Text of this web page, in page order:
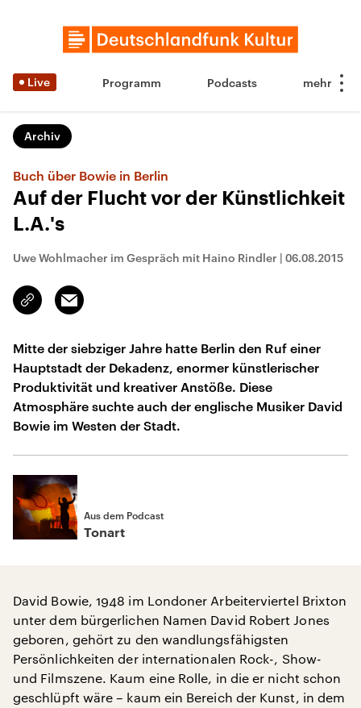
Live Programm Podcasts
Archiv
Buch über Bowie in Berlin
Auf der Flucht vor der Künstlichkeit
L.A.'s
Uwe Wohlmacher im Gespräch mit Haino Rindler | 06.08.2015
Link
kopieren/teilen
Email
Mitte der siebziger Jahre hatte Berlin den Ruf einer
Hauptstadt der Dekadenz, enormer künstlerischer
Produktivität und kreativer Anstöße. Diese
Atmosphäre suchte auch der englische Musiker David
Bowie im Westen der Stadt.
Aus dem Podcast
Tonart
David Bowie, 1948 im Londoner Arbeiterviertel Brixton
unter dem bürgerlichen Namen David Robert Jones
geboren, gehört zu den wandlungsfähigsten
Persönlichkeiten der internationalen Rock-, Show-
und Filmszene. Kaum eine Rolle, in die er nicht schon
geschlüpft wäre – kaum ein Bereich der Kunst, in dem